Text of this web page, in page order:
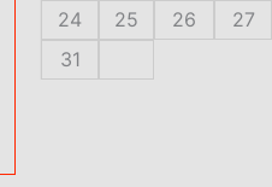
24
25 26 27
31